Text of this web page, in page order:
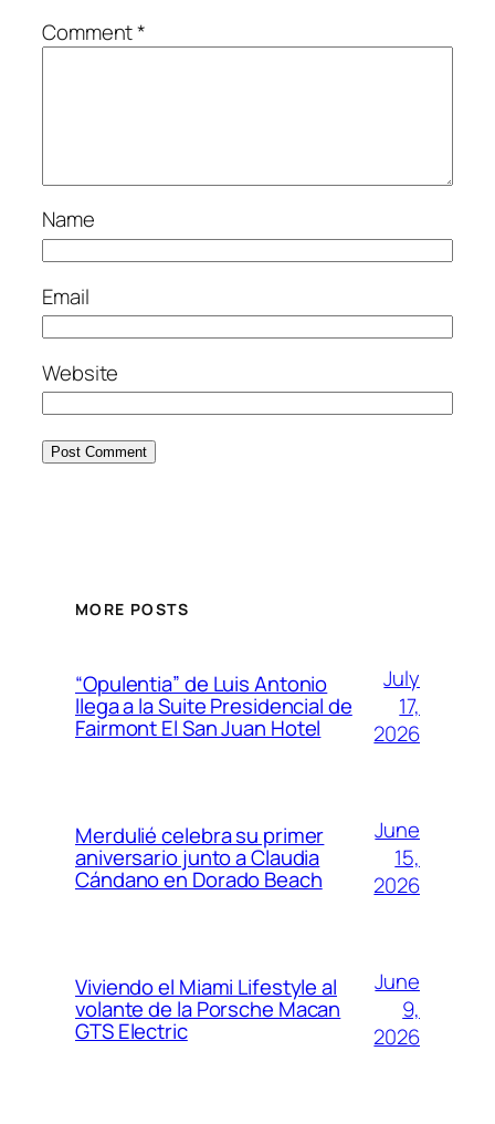
Comment*
Name
Email
Website
MORE POSTS
“Opulentia” de Luis Antonio
llega a la Suite Presidencial de
Fairmont El San Juan Hotel
July
17,
2026
Merdulié celebra su primer
aniversario junto a Claudia
Cándano en Dorado Beach
June
15,
2026
Viviendo el Miami Lifestyle al
volante de la Porsche Macan
GTS Electric
June
9,
2026